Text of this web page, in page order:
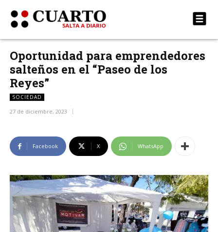
Oportunidad para emprendedores
salteños en el “Paseo de los
Reyes”
SOCIEDAD
27 de diciembre, 2023
Facebook X WhatsApp